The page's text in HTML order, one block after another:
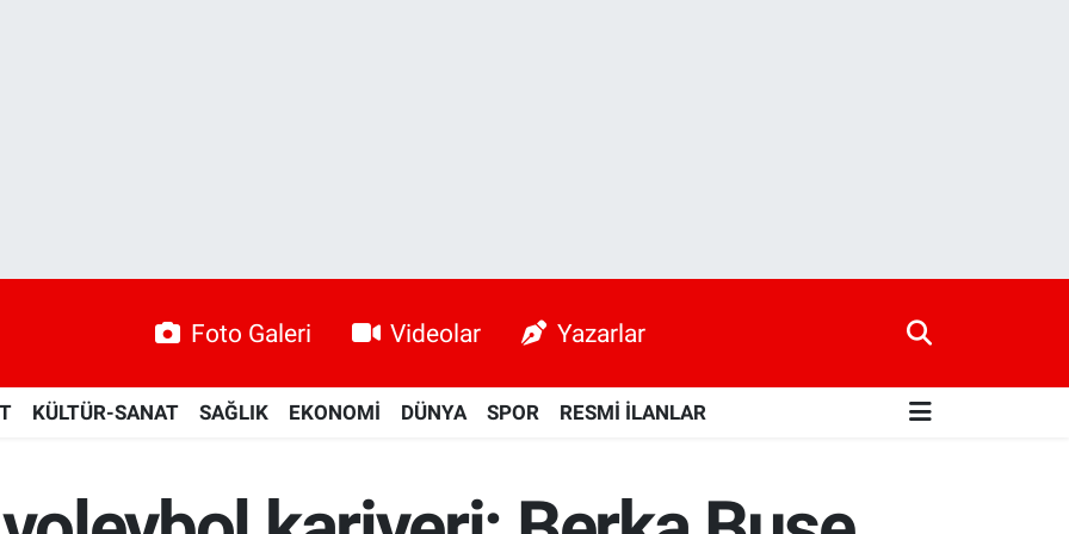
Foto Galeri Videolar Yazarlar
KÜLTÜR-SANAT SAĞLIK EKONOMİ DÜNYA SPOR RESMİ İLANLAR